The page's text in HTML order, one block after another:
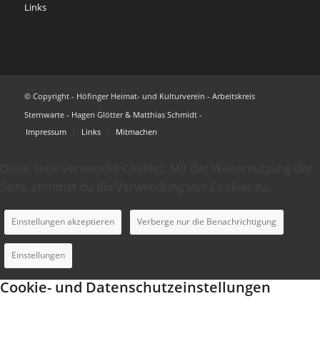
Links
© Copyright - Höfinger Heimat- und Kulturverein - Arbeitskreis
Sternwarte - Hagen Glötter & Matthias Schmidt -
Impressum
Links Mitmachen
Einstellungen akzeptieren Verberge nur die Benachrichtigung
Einstellungen
Cookie- und Datenschutzeinstellungen